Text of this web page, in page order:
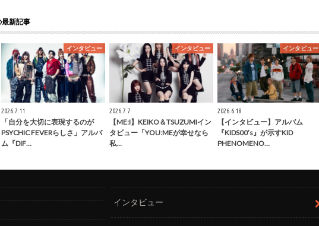
最新記事
インタビュー
2026.7.11
「自分を大切に表現するのが
PSYCHIC FEVERらしさ」アルバ
ム『DIF…
インタビュー
2026.7.7
【ME:I】KEIKO＆TSUZUMIイン
タビュー「YOU:MEが幸せなら
私…
インタビュー
2026.6.18
【インタビュー】アルバム
『KIDS00’s』が示すKID
PHENOMENO…
インタビュー